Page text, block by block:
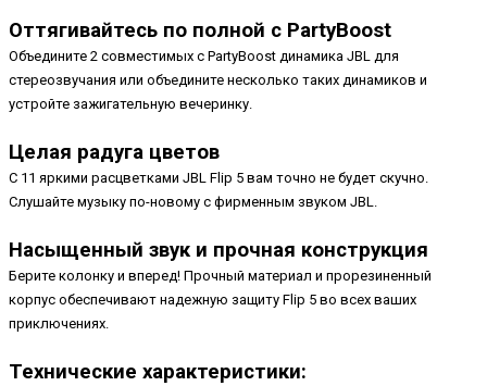
Оттягивайтесь по полной с PartyBoost
Объедините 2 совместимых с PartyBoost динамика JBL для
стереозвучания или объедините несколько таких динамиков и
устройте зажигательную вечеринку.
Целая радуга цветов
С 11 яркими расцветками JBL Flip 5 вам точно не будет скучно.
Слушайте музыку по-новому с фирменным звуком JBL.
Насыщенный звук и прочная конструкция
Берите колонку и вперед! Прочный материал и прорезиненный
корпус обеспечивают надежную защиту Flip 5 во всех ваших
приключениях.
Технические характеристики: